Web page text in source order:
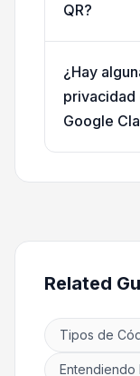
QR?
¿Hay
privacidad
Google
Related
Tipos de
Entendiendo